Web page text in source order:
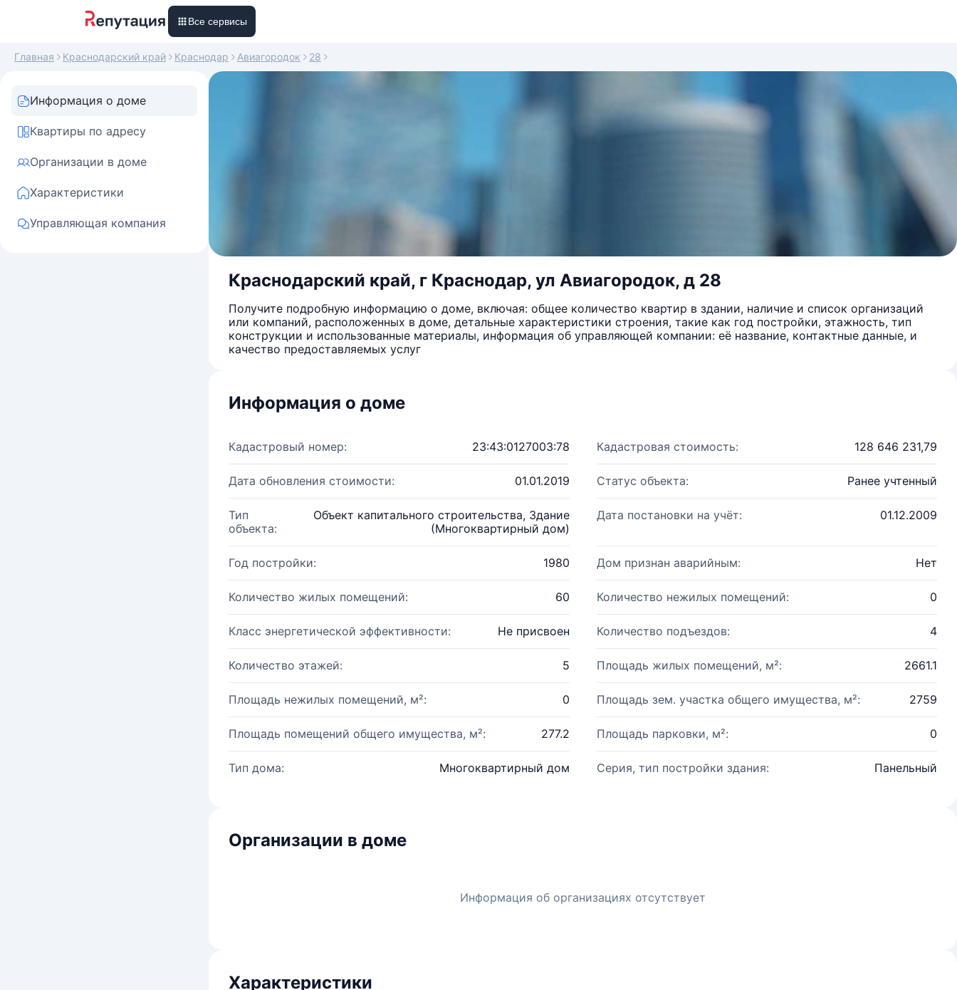
Все сервисы
Главная Краснодарский край Краснодар Авиагородок 28
Информация о доме
Квартиры по адресу
Организации в доме
Характеристики
Управляющая компания
Краснодарский край, г Краснодар, ул Авиагородок, д 28
Получите подробную информацию о доме, включая: общее количество квартир в здании, наличие и список организаций
или компаний, расположенных в доме, детальные характеристики строения, такие как год постройки, этажность, тип
конструкции и использованные материалы, информация об управляющей компании: её название, контактные данные, и
качество предоставляемых услуг
Информация о доме
Кадастровый номер: 23:43:0127003:78 Кадастровая стоимость: 128 646 231,79
Дата обновления стоимости: 01.01.2019 Статус объекта: Ранее учтенный
Тип
объекта:
Объект капитального строительства, Здание
(Многоквартирный дом)
Дата постановки на учёт: 01.12.2009
Год постройки: 1980 Дом признан аварийным: Нет
Количество жилых помещений: 60 Количество нежилых помещений: 0
Класс энергетической эффективности: Не присвоен Количество подъездов: 4
Количество этажей: 5 Площадь жилых помещений, м²: 2661.1
Площадь нежилых помещений, м²: 0 Площадь зем. участка общего имущества, м²: 2759
Площадь помещений общего имущества, м²: 277.2 Площадь парковки, м²: 0
Тип дома: Многоквартирный дом Серия, тип постройки здания: Панельный
Организации в доме
Информация об организациях отсутствует
Характеристики